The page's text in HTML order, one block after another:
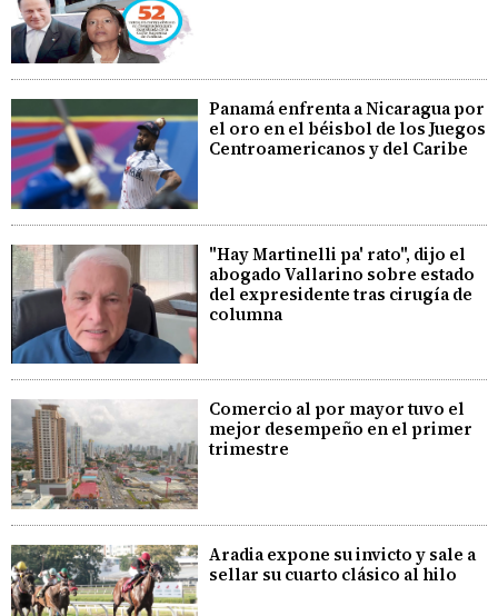
Panamá enfrenta a Nicaragua por
el oro en el béisbol de los Juegos
Centroamericanos y del Caribe
"Hay Martinelli pa' rato", dijo el
abogado Vallarino sobre estado
del expresidente tras cirugía de
columna
Comercio al por mayor tuvo el
mejor desempeño en el primer
trimestre
Aradia expone su invicto y sale a
sellar su cuarto clásico al hilo